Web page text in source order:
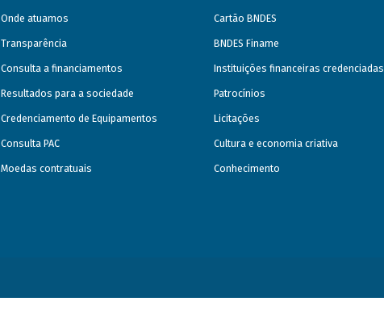
Onde atuamos
Transparência
Consulta a financiamentos
Resultados para a sociedade
Credenciamento de Equipamentos
Consulta PAC
Moedas contratuais
Cartão BNDES
BNDES Finame
Instituições financeiras credenciadas
Patrocínios
Licitações
Cultura e economia criativa
Conhecimento